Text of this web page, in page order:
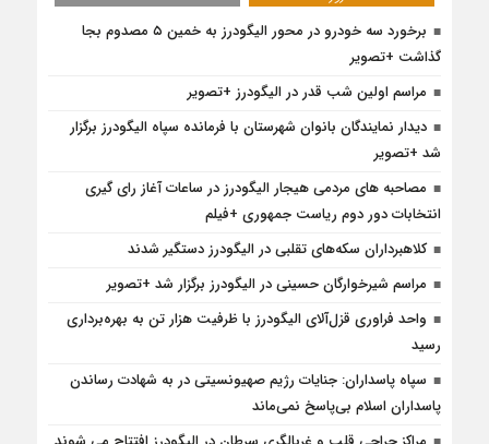
برخورد سه خودرو در محور الیگودرز به خمین ۵ مصدوم بجا
گذاشت +تصویر
مراسم اولین شب قدر در الیگودرز +تصویر
دیدار نمایندگان بانوان شهرستان با فرمانده سپاه الیگودرز برگزار
شد +تصویر
مصاحبه های مردمی هیجار الیگودرز در ساعات آغاز رای گیری
انتخابات دور دوم ریاست جمهوری +فیلم
کلاهبرداران سکه‌های تقلبی در الیگودرز دستگیر شدند
مراسم شیرخوارگان حسینی در الیگودرز برگزار شد +تصویر
واحد فراوری قزل‌آلای الیگودرز با ظرفیت هزار تن به بهره‌برداری
رسید
سپاه پاسداران: جنایات رژیم صهیونسیتی در به شهادت رساندن
پاسداران اسلام بی‌پاسخ نمی‌ماند